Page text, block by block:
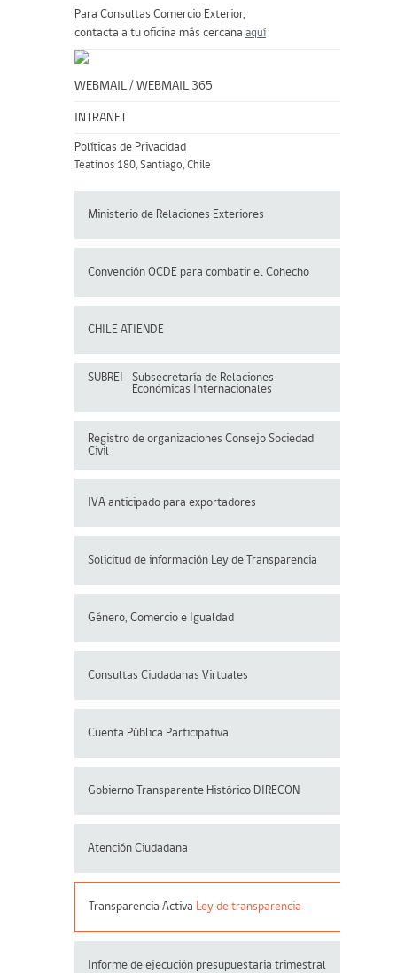
Para Consultas Comercio Exterior,
contacta a tu oficina más cercana aquí
WEBMAIL / WEBMAIL 365
INTRANET
Políticas de Privacidad
Teatinos 180, Santiago, Chile
Ministerio de Relaciones Exteriores
Convención OCDE para combatir el Cohecho
CHILE ATIENDE
SUBREI
Subsecretaría de Relaciones
Económicas Internacionales
Registro de organizaciones Consejo Sociedad
Civil
IVA anticipado para exportadores
Solicitud de información Ley de Transparencia
Género, Comercio e Igualdad
Consultas Ciudadanas Virtuales
Cuenta Pública Participativa
Gobierno Transparente Histórico DIRECON
Atención Ciudadana
Transparencia Activa Ley de transparencia
Informe de ejecución presupuestaria trimestral